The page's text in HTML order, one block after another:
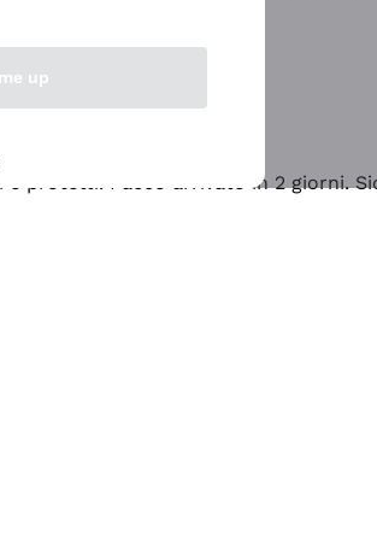
protetti. Pacco arrivato in 2 giorni.
up